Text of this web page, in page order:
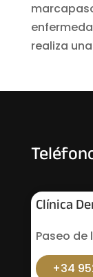
realiza
Clínica
Paseo de
+34